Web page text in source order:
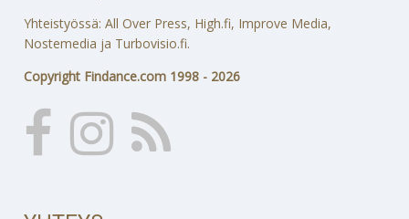
Yhteistyössä: All Over Press, High.fi, Improve Media,
Nostemedia ja Turbovisio.fi.
Copyright Findance.com 1998 - 2026